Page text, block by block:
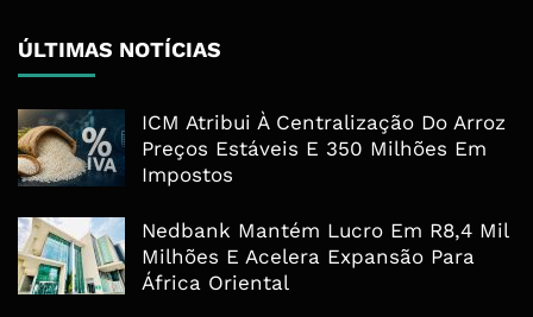
ÚLTIMAS NOTÍCIAS
ICM Atribui À Centralização Do Arroz
Preços Estáveis E 350 Milhões Em
Impostos
Nedbank Mantém Lucro Em R8,4 Mil
Milhões E Acelera Expansão Para
África Oriental